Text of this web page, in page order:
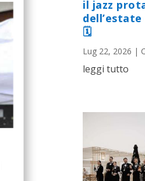
il jazz
dell’estate
🗓
Lug 22, 2026 |
leggi tutto